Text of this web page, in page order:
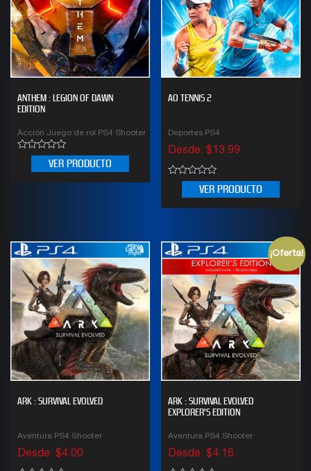
ANTHEM : LEGION OF DAWN
EDITION
Acción Juego de rol PS4 Shooter
VER PRODUCTO
AO TENNIS 2
Deportes PS4
Desde:$13.99
5
VER PRODUCTO
ARK : SURVIVAL EVOLVED
Aventura PS4 Shooter
Desde: $4.00
¡Oferta!
ARK : SURVIVAL EVOLVED
EXPLORER’S EDITION
Aventura PS4 Shooter
Desde:$4.16